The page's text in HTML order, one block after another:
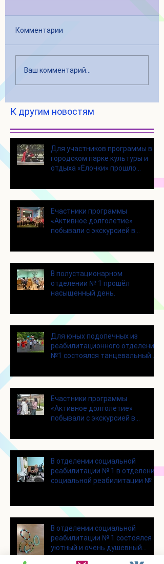
Комментарии
Ваш комментарий...
К другим новостям
Для участников программы в
городском парке культуры и
отдыха «Ёлочки» прошло
Eчастники программы
«Активное долголетие»
побывали с экскурсией в
В полустационарном
отделении № 1 прошёл
насыщенный день.
Для юных подопечных из
реабилитационного отделения
№1 состоялся танцевальный
Eчастники программы
«Активное долголетие»
побывали с экскурсией в
В отделении социальной
реабилитации № 1 в отделении
социальной реабилитации № 1
В отделении социальной
реабилитации № 1 состоялся
уютный и очень душевный
мастер‑класс